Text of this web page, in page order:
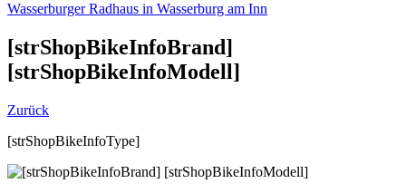
Wasserburger Radhaus in Wasserburg am Inn
[strShopBikeInfoBrand]
[strShopBikeInfoModell]
Zurück
[strShopBikeInfoType]